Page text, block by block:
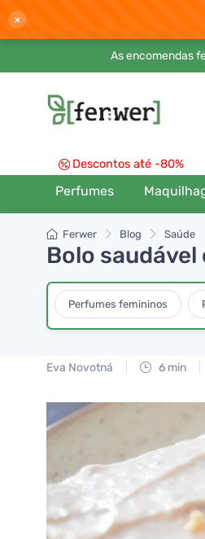
×
As encomendas
Descontos até -80%
Perfumes
Ferwer Blog Saúde
Bolo
Perfumes femininos
Eva Novotná 6 min